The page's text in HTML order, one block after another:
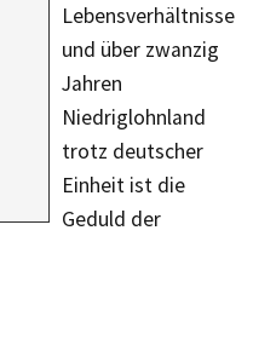
Lebensverhältnisse
und über zwanzig
Jahren
Niedriglohnland
trotz deutscher
Einheit ist die
Geduld der